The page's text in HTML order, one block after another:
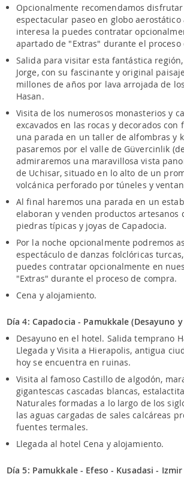
Opcionalmente recomendamos
espectacular paseo en globo aerostático
interesa la puedes contratar
apartado de "Extras" durante el proceso
Salida para visitar esta fantástica
Jorge, con su fascinante y original
millones de años por lava arrojada de
Hasan.
Visita de los numerosos monasterios y
excavados en las rocas y decorados con
una parada en un taller de alfombras y
pasaremos por el valle de Güvercinlik
admiraremos una maravillosa vista
de Uchisar, situado en lo alto de un
volcánica perforado por túneles y
Al final haremos una parada en un
elaboran y venden productos artesanos
piedras típicas y joyas de Capadocia.
Por la noche opcionalmente podremos
espectáculo de danzas folclóricas
puedes contratar opcionalmente en
"Extras" durante el proceso de compra.
Cena y alojamiento.
Día 4: Capadocia - Pamukkale (Desayuno y
Desayuno en el hotel. Salida temprano
Llegada y Visita a Hierapolis, antigua
hoy se encuentra en ruinas.
Visita al famoso Castillo de algodón,
gigantescas cascadas blancas,
Naturales formadas a lo largo de los
las aguas cargadas de sales calcáreas
fuentes termales.
Llegada al hotel Cena y alojamiento.
Día 5: Pamukkale - Efeso - Kusadasi -